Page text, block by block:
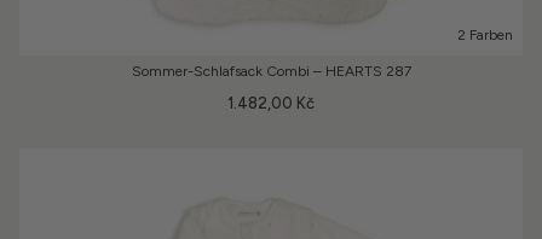
2 Farben
Sommer-Schlafsack Combi – HEARTS 287
1.482,00 Kč